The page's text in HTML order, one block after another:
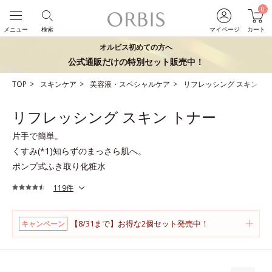
マイページ
0
カート
検索
メニュー
オルビス初めての方へ
公式通販だけの特別セット販売中！
TOP スキンケア 美容液・スペシャルケア リフレッシング スキン ト
リフレッシング スキン トナー
片手で簡単。
くすみ(*1)知らずのまっさら肌へ。
ポンプ式ふき取り化粧水
119件
キャンペーン 【8/31まで】お得な2個セット発売中！